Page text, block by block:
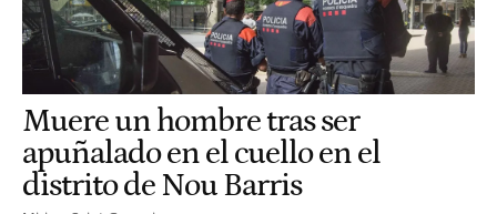
Muere un hombre tras ser
apuñalado en el cuello en el
distrito de Nou Barris